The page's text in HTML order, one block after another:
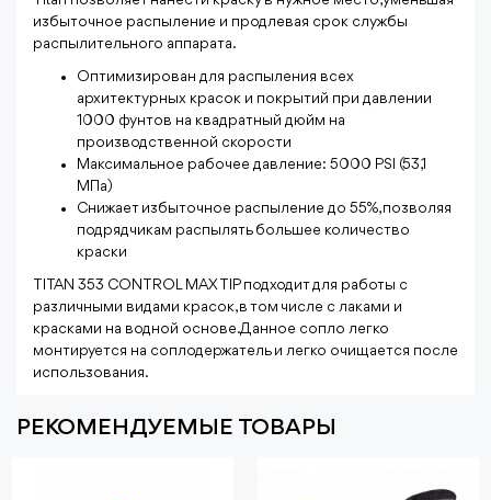
избыточное распыление и продлевая срок службы
распылительного аппарата.
Оптимизирован для распыления всех
архитектурных красок и покрытий при давлении
1000 фунтов на квадратный дюйм на
производственной скорости
Максимальное рабочее давление: 5000 PSI (53,1
МПа)
Снижает избыточное распыление до 55%, позволяя
подрядчикам распылять большее количество
краски
TITAN 353 CONTROL MAX TIP подходит для работы с
различными видами красок, в том числе с лаками и
красками на водной основе. Данное сопло легко
монтируется на соплодержатель и легко очищается после
использования.
РЕКОМЕНДУЕМЫЕ ТОВАРЫ